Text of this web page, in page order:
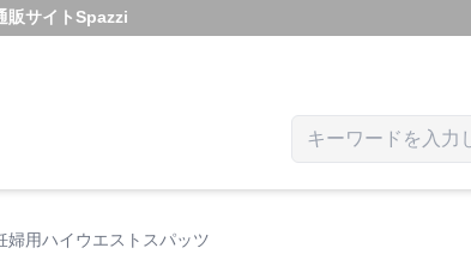
販サイトSpazzi
婦用ハイウエストスパッツ